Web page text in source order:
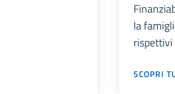
la
SCOPRI